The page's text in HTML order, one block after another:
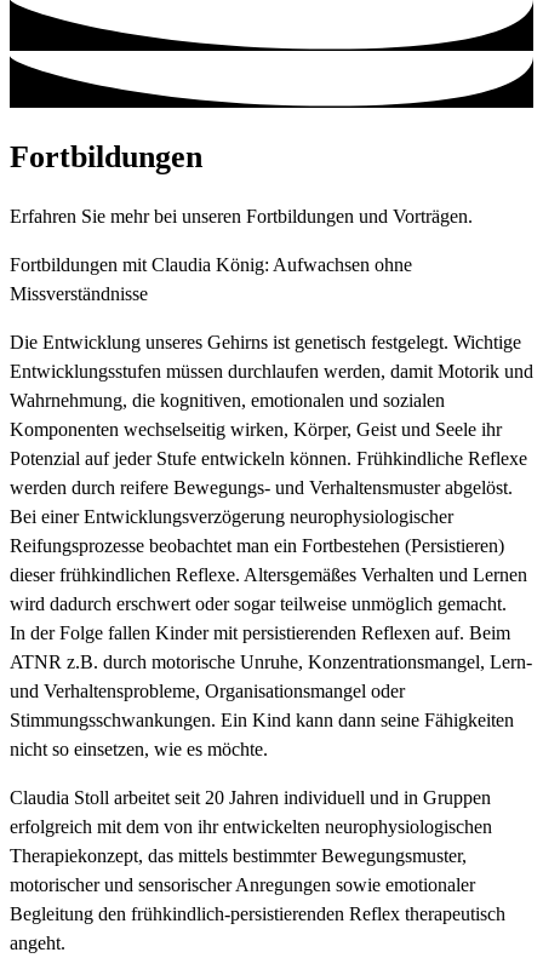
Fortbildungen
Erfahren Sie mehr bei unseren Fortbildungen und Vorträgen.
Fortbildungen mit Claudia König: Aufwachsen ohne
Missverständnisse
Die Entwicklung unseres Gehirns ist genetisch festgelegt. Wichtige
Entwicklungsstufen müssen durchlaufen werden, damit Motorik und
Wahrnehmung, die kognitiven, emotionalen und sozialen
Komponenten wechselseitig wirken, Körper, Geist und Seele ihr
Potenzial auf jeder Stufe entwickeln können. Frühkindliche Reflexe
werden durch reifere Bewegungs- und Verhaltensmuster abgelöst.
Bei einer Entwicklungsverzögerung neurophysiologischer
Reifungsprozesse beobachtet man ein Fortbestehen (Persistieren)
dieser frühkindlichen Reflexe. Altersgemäßes Verhalten und Lernen
wird dadurch erschwert oder sogar teilweise unmöglich gemacht.
In der Folge fallen Kinder mit persistierenden Reflexen auf. Beim
ATNR z.B. durch motorische Unruhe, Konzentrationsmangel, Lern-
und Verhaltensprobleme, Organisationsmangel oder
Stimmungsschwankungen. Ein Kind kann dann seine Fähigkeiten
nicht so einsetzen, wie es möchte.
Claudia Stoll arbeitet seit 20 Jahren individuell und in Gruppen
erfolgreich mit dem von ihr entwickelten neurophysiologischen
Therapiekonzept, das mittels bestimmter Bewegungsmuster,
motorischer und sensorischer Anregungen sowie emotionaler
Begleitung den frühkindlich-persistierenden Reflex therapeutisch
angeht.